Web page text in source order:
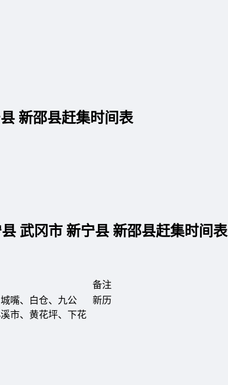
新邵县赶集时间表
武冈市 新宁县 新邵县赶集时间表
备注
嘴、白仓、九公
市、黄花坪、下花
新历